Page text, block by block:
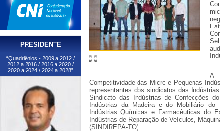
PRESIDENTE
“Quadriênios - 2009 a 2012 /
2012 a 2016 / 2016 a 2020 /
2020 a 2024 / 2024 a 2028”
A
Competitividade das Micro e Pequenas
representantes dos sindicatos das
Sindicato das Indústrias de Confecções
Indústrias da Madeira e do Mobiliário do
Indústrias Químicas e Farmacêuticas do
Indústrias de Reparação de Veículos,
(SINDIREPA-TO).